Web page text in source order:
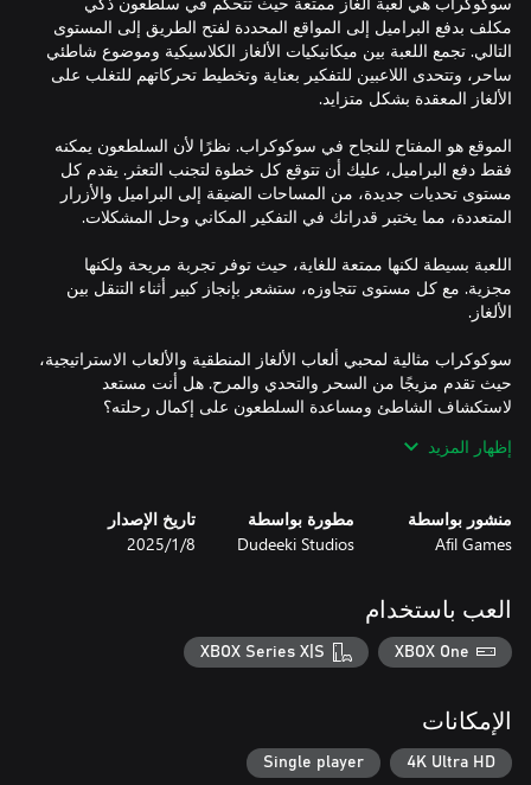
مكلف بدفع البراميل إلى المواقع المحددة لفتح الطريق إلى المستوى
التالي. تجمع اللعبة بين ميكانيكيات الألغاز الكلاسيكية وموضوع شاطئي
ساحر، وتتحدى اللاعبين للتفكير بعناية وتخطيط تحركاتهم للتغلب على
الموقع هو المفتاح للنجاح في سوكوكراب. نظرًا لأن السلطعون يمكنه
فقط دفع البراميل، عليك أن تتوقع كل خطوة لتجنب التعثر. يقدم كل
مستوى تحديات جديدة، من المساحات الضيقة إلى البراميل والأزرار
اللعبة بسيطة لكنها ممتعة للغاية، حيث توفر تجربة مريحة ولكنها
مجزية. مع كل مستوى تتجاوزه، ستشعر بإنجاز كبير أثناء التنقل بين
سوكوكراب مثالية لمحبي ألعاب الألغاز المنطقية والألعاب الاستراتيجية،
حيث تقدم مزيجًا من السحر والتحدي والمرح. هل أنت مستعد
إظهار المزيد
منشور بواسطة
Afil Games
مطورة بواسطة
Dudeeki Studios
تاريخ الإصدار
8‏/1‏/2025
العب باستخدام
XBOX One
XBOX Series X|S
الإمكانات
4K Ultra HD
Single player